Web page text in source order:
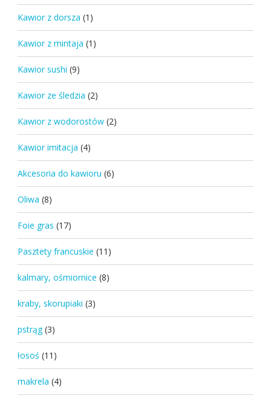
Kawior z dorsza (1)
Kawior z mintaja (1)
Kawior sushi (9)
Kawior ze śledzia (2)
Kawior z wodorostów (2)
Kawior imitacja (4)
Akcesoria do kawioru (6)
Oliwa (8)
Foie gras (17)
Pasztety francuskie (11)
kalmary, ośmiornice (8)
kraby, skorupiaki (3)
pstrąg (3)
łosoś (11)
makrela (4)